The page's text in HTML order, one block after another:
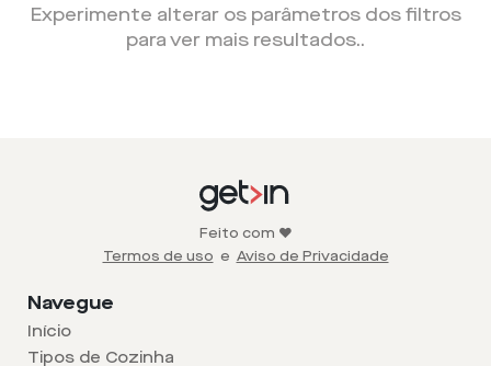
Experimente alterar os parâmetros dos filtros
para ver mais resultados..
Feito com ❤️
Termos de uso e Aviso de Privacidade
Navegue
Início
Tipos de Cozinha